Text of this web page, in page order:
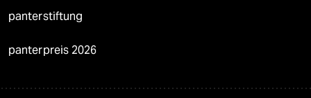
panterstiftung
panterpreis 2026